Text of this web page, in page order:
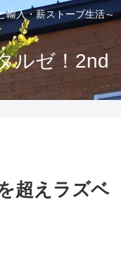
輸入・薪ストーブ生活～
ルゼ！2nd
超えラズベ